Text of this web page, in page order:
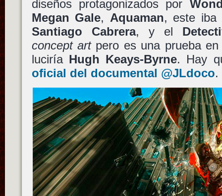
diseños protagonizados por
Megan Gale, Aquaman, este
Santiago Cabrera, y el
concept artpero es una prueba en
luciría Hugh Keays-Byrne. Hay
oficial del documental @JLdoco.